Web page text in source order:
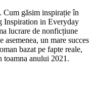
Cum găsim inspirație în
Inspiration in Everyday
lucrare de nonficțiune
asemenea, un mare succes
bazat pe fapte reale,
toamna anului 2021.